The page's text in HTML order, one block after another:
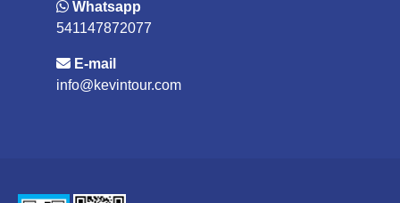
Whatsapp
541147872077
E-mail
info@kevintour.com